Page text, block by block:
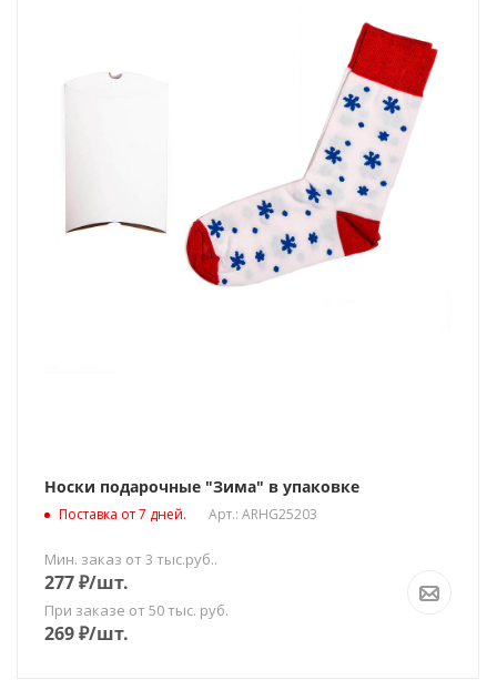
Носки подарочные "Зима" в упаковке
Поставка от 7 дней. Арт.: ARHG25203
Мин. заказ от 3 тыс.руб..
277₽/шт.
При заказе от 50 тыс. руб.
269₽/шт.